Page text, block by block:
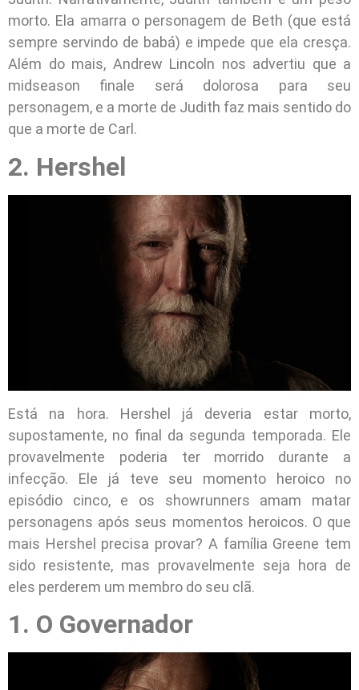
morto. Ela amarra o personagem de Beth (que está
sempre servindo de babá) e impede que ela cresça.
Além do mais, Andrew Lincoln nos advertiu que a
midseason finale será dolorosa para seu
personagem, e a morte de Judith faz mais sentido do
que a morte de Carl.
2. Hershel
Está na hora. Hershel já deveria estar morto,
supostamente, no final da segunda temporada. Ele
provavelmente poderia ter morrido durante a
infecção. Ele já teve seu momento heroico no
episódio cinco, e os showrunners amam matar
personagens após seus momentos heroicos. O que
mais Hershel precisa provar? A família Greene tem
sido resistente, mas provavelmente seja hora de
eles perderem um membro do seu clã.
1. O Governador